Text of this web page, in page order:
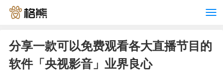
分享一款可以免费观看各大直播节目的
软件「央视影音」业界良心